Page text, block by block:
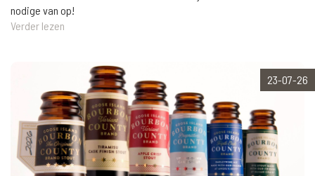
nodige van op!
Verder lezen
23-07-26